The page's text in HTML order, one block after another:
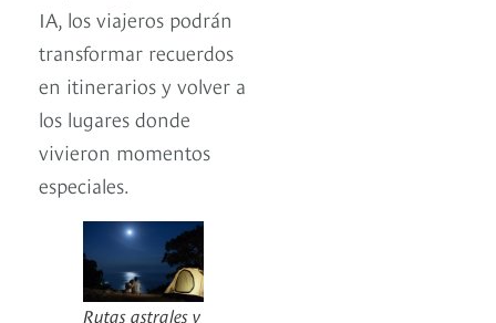
IA, los viajeros podrán
transformar recuerdos
en itinerarios y volver a
los lugares donde
vivieron momentos
especiales.
Rutas astrales y